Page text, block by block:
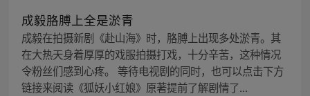
成毅胳膊上全是淤青
成毅在拍摄新剧《赴山海》时，胳膊上出现多处淤青。其
在大热天身着厚厚的戏服拍摄打戏，十分辛苦，这种情况
令粉丝们感到心疼。 等待电视剧的同时，也可以点击下方
链接来阅读《狐妖小红娘》原著提前了解剧情了...